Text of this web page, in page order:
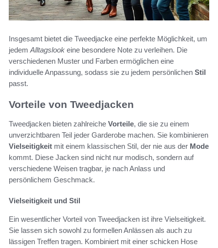
Insgesamt bietet die Tweedjacke eine perfekte Möglichkeit, um
jedem Alltagslook eine besondere Note zu verleihen. Die
verschiedenen Muster und Farben ermöglichen eine
individuelle Anpassung, sodass sie zu jedem persönlichen Stil
passt.
Vorteile von Tweedjacken
Tweedjacken bieten zahlreiche Vorteile, die sie zu einem
unverzichtbaren Teil jeder Garderobe machen. Sie kombinieren
Vielseitigkeit mit einem klassischen Stil, der nie aus der Mode
kommt. Diese Jacken sind nicht nur modisch, sondern auf
verschiedene Weisen tragbar, je nach Anlass und
persönlichem Geschmack.
Vielseitigkeit und Stil
Ein wesentlicher Vorteil von Tweedjacken ist ihre Vielseitigkeit.
Sie lassen sich sowohl zu formellen Anlässen als auch zu
lässigen Treffen tragen. Kombiniert mit einer schicken Hose